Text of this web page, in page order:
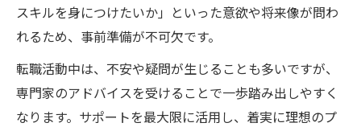
スキルを身につけたいか」といった意欲や将来像が問わ
れるため、事前準備が不可欠です。
転職活動中は、不安や疑問が生じることも多いですが、
専門家のアドバイスを受けることで一歩踏み出しやすく
なります。サポートを最大限に活用し、着実に理想のプ